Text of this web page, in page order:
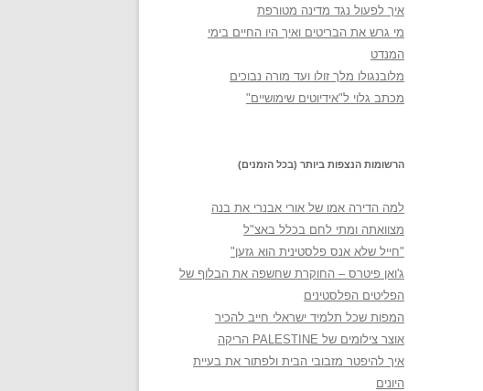
איך לפעול נגד מדינה מטורפת
מי גרש את הבריטים ואיך היו החיים בימי
המנדט
מלובנגולו מלך זולו ועד מורה נבוכים
מכתב גלוי ל"אידיוטים שימושיים"
הרשומות הנצפות ביותר (בכל הזמנים)
למה הדירה אמו של אורי אבנרי את בנה
מצוואתה ומתי לחם בכלל באצ"ל
"חייל שלא אנס פלסטינית הוא גזען"
ג'ואן פיטרס – החוקרת שחשפה את הבלוף של
הפליטים הפלסטינים
המפות שכל תלמיד ישראלי חייב להכיר
אוצר צילומים של PALESTINE הריקה
איך להיפטר מזבובי הבית ולפתור את בעיית
היונים